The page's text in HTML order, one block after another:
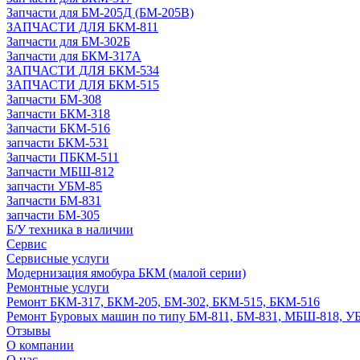
Запчасти для БМ-205Д (БМ-205В)
ЗАПЧАСТИ ДЛЯ БКМ-811
Запчасти для БМ-302Б
Запчасти для БКМ-317А
ЗАПЧАСТИ ДЛЯ БКМ-534
ЗАПЧАСТИ ДЛЯ БКМ-515
Запчасти БМ-308
Запчасти БКМ-318
Запчасти БКМ-516
запчасти БКМ-531
Запчасти ПБКМ-511
Запчасти МБШ-812
запчасти УБМ-85
Запчасти БМ-831
запчасти БМ-305
Б/У техника в наличии
Сервис
Сервисные услуги
Модернизация ямобура БКМ (малой серии)
Ремонтные услуги
Ремонт БКМ-317, БКМ-205, БМ-302, БКМ-515, БКМ-516
Ремонт Буровых машин по типу БМ-811, БМ-831, МБШ-818,
Отзывы
О компании